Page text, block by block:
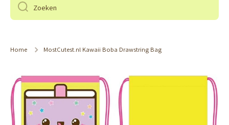
Zoeken
Home MostCutest.nl Kawaii Boba Drawstring Bag
Ga naar productinformatie